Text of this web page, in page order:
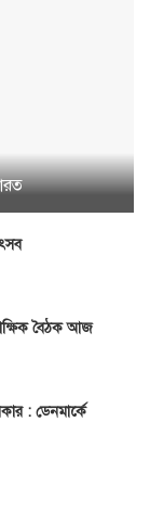
বৈঠক আজ
: ডেনমার্কে